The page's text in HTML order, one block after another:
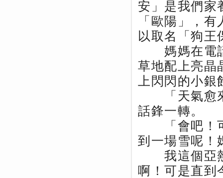
安」是我們家
「歐陽」，
以取名「狗王
媽媽在電話
草地配上亮晶
上閃閃的小
「天氣愈來
話鋒一轉。
「會吧！可
到一場雪呢！
我這個亞熱
啊！可是直到